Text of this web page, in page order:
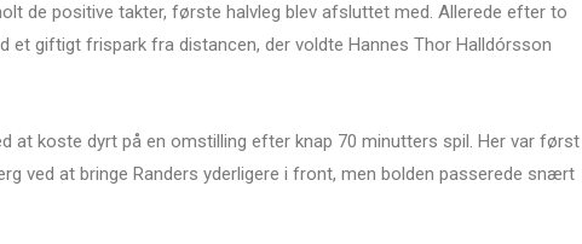
de positive takter, første halvleg blev afsluttet med. Allerede efter to
et giftigt frispark fra distancen, der voldte Hannes Thor Halldórsson
at koste dyrt på en omstilling efter knap 70 minutters spil. Her var først
ved at bringe Randers yderligere i front, men bolden passerede snært